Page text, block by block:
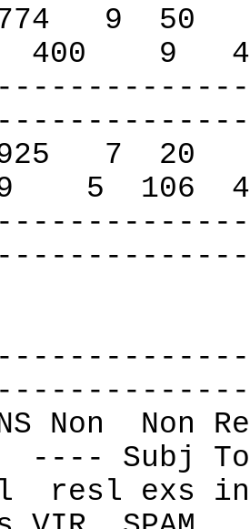
9
50
400 9
7
20
5 106
Non
Non
---- Subj
resl exs